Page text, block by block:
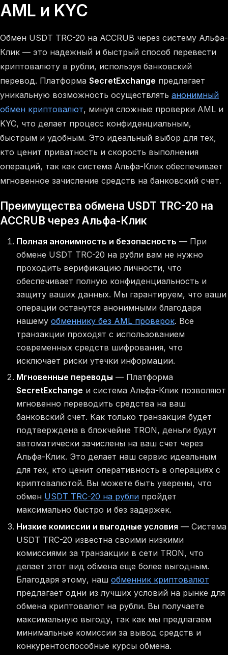
AML и KYC
Обмен USDT TRC-20 на ACCRUB через систему Альфа-
Клик — это надежный и быстрый способ перевести
криптовалюту в рубли, используя банковский
перевод. Платформа SecretExchange предлагает
уникальную возможность осуществлять анонимный
обмен криптовалют, минуя сложные проверки AML и
KYC, что делает процесс конфиденциальным,
быстрым и удобным. Это идеальный выбор для тех,
кто ценит приватность и скорость выполнения
операций, так как система Альфа-Клик обеспечивает
мгновенное зачисление средств на банковский счет.
Преимущества обмена USDT TRC-20 на
ACCRUB через Альфа-Клик
Полная анонимность и безопасность — При
обмене USDT TRC-20 на рубли вам не нужно
проходить верификацию личности, что
обеспечивает полную конфиденциальность и
защиту ваших данных. Мы гарантируем, что ваши
операции останутся анонимными благодаря
нашему обменнику без AML проверок. Все
транзакции проходят с использованием
современных средств шифрования, что
исключает риски утечки информации.
Мгновенные переводы — Платформа
SecretExchange и система Альфа-Клик позволяют
мгновенно переводить средства на ваш
банковский счет. Как только транзакция будет
подтверждена в блокчейне TRON, деньги будут
автоматически зачислены на ваш счет через
Альфа-Клик. Это делает наш сервис идеальным
для тех, кто ценит оперативность в операциях с
криптовалютой. Вы можете быть уверены, что
обмен USDT TRC-20 на рубли пройдет
максимально быстро и без задержек.
Низкие комиссии и выгодные условия — Система
USDT TRC-20 известна своими низкими
комиссиями за транзакции в сети TRON, что
делает этот вид обмена еще более выгодным.
Благодаря этому, наш обменник криптовалют
предлагает одни из лучших условий на рынке для
обмена криптовалют на рубли. Вы получаете
максимальную выгоду, так как мы предлагаем
минимальные комиссии за вывод средств и
конкурентоспособные курсы обмена.